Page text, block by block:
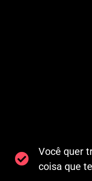
Você quer
coisa que